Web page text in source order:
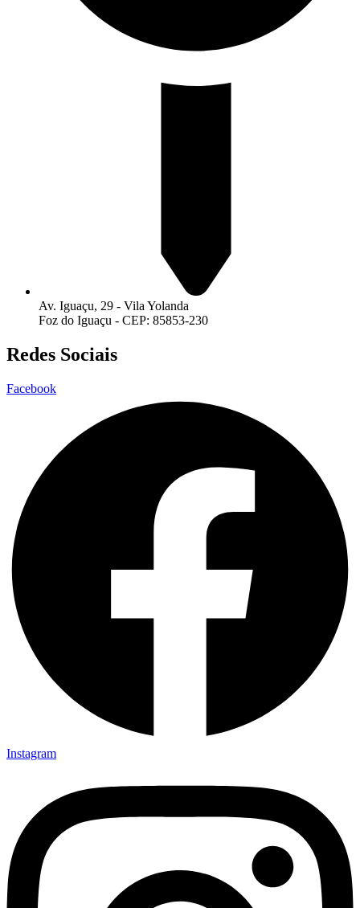
Av. Iguaçu, 29 - Vila Yolanda
Foz do Iguaçu - CEP: 85853-230
Redes Sociais
Facebook
Instagram